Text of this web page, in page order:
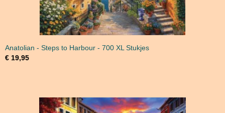
Anatolian - Steps to Harbour - 700 XL Stukjes
€ 19,95